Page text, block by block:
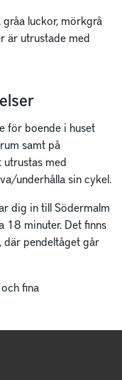
luckor, mörkgrå
är utrustade med
för boende i huset
samt på
utrustas med
underhålla sin cykel.
dig in till Södermalm
18 minuter. Det finns
där pendeltåget går
fina